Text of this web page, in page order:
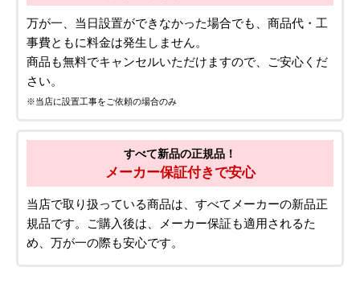
万が一、当日設置ができなかった場合でも、商品代・工
事費ともに料金は発生しません。
商品も無料でキャンセルいただけますので、ご安心くだ
さい。
※当店に設置工事をご依頼の場合のみ
すべて新品の正規品！
メーカー保証付きで安心
当店で取り扱っている商品は、すべてメーカーの新品正
規品です。ご購入後は、メーカー保証も適用されるた
め、万が一の際も安心です。